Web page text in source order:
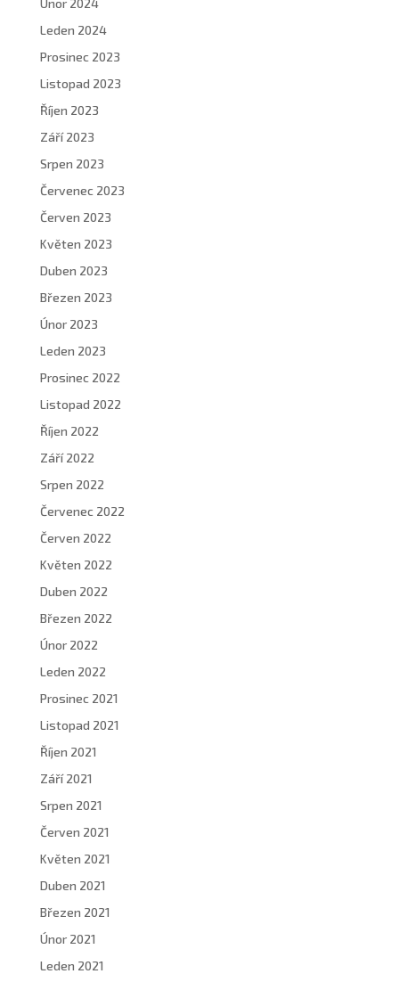
Únor 2024
Leden 2024
Prosinec 2023
Listopad 2023
Říjen 2023
Září 2023
Srpen 2023
Červenec 2023
Červen 2023
Květen 2023
Duben 2023
Březen 2023
Únor 2023
Leden 2023
Prosinec 2022
Listopad 2022
Říjen 2022
Září 2022
Srpen 2022
Červenec 2022
Červen 2022
Květen 2022
Duben 2022
Březen 2022
Únor 2022
Leden 2022
Prosinec 2021
Listopad 2021
Říjen 2021
Září 2021
Srpen 2021
Červen 2021
Květen 2021
Duben 2021
Březen 2021
Únor 2021
Leden 2021